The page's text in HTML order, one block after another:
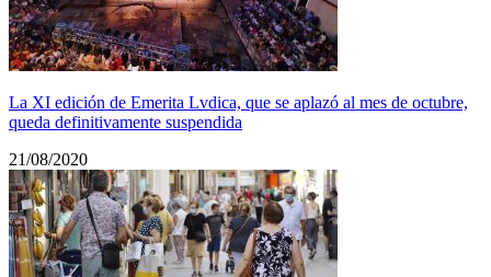
La XI edición de Emerita Lvdica, que se aplazó al mes de octubre,
queda definitivamente suspendida
21/08/2020